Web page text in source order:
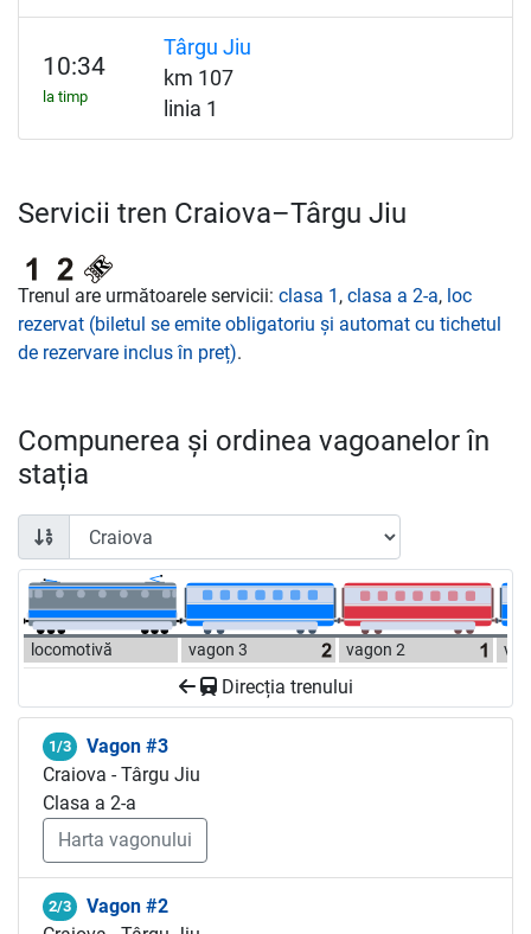
10:34
la timp
Târgu Jiu
km 107
linia 1
Servicii tren Craiova–Târgu Jiu
Trenul are următoarele servicii: clasa 1 , clasa a 2-a, loc
rezervat (biletul se emite obligatoriu și automat cu tichetul
de rezervare inclus în preț).
Compunerea și ordinea vagoanelor în
stația
locomotivă vagon 3 vagon 2
Direcția trenului
1/3
Vagon #3
Craiova - Târgu Jiu
Clasa a 2-a
Harta vagonului
2/3
Vagon #2